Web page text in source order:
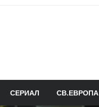
СЕРИАЛ СВ.ЕВРОПА